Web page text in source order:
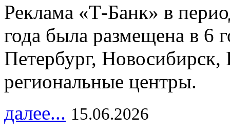
Реклама «Т-Банк» в
года была размещена в 6
Петербург,
региональные центры.
далее... 15.06.2026